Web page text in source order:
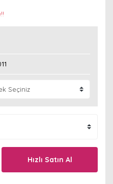
Hızlı Satın Al